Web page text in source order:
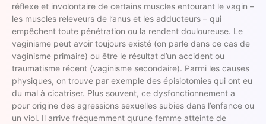
réflexe et involontaire de certains muscles entourant le vagin –
les muscles releveurs de l’anus et les adducteurs – qui
empêchent toute pénétration ou la rendent douloureuse. Le
vaginisme peut avoir toujours existé (on parle dans ce cas de
vaginisme primaire) ou être le résultat d’un accident ou
traumatisme récent (vaginisme secondaire). Parmi les causes
physiques, on trouve par exemple des épisiotomies qui ont eu
du mal à cicatriser. Plus souvent, ce dysfonctionnement a
pour origine des agressions sexuelles subies dans l’enfance ou
un viol. Il arrive fréquemment qu’une femme atteinte de